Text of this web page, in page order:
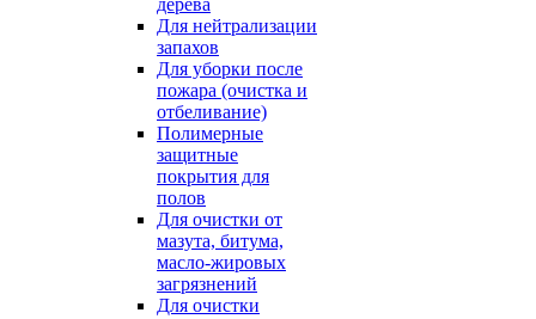
дерева
Для нейтрализации
запахов
Для уборки после
пожара (очистка и
отбеливание)
Полимерные
защитные
покрытия для
полов
Для очистки от
мазута, битума,
масло-жировых
загрязнений
Для очистки